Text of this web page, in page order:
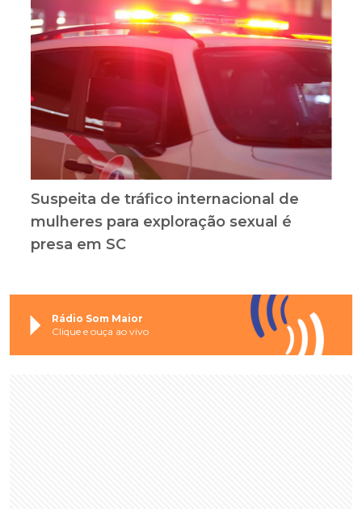
Suspeita de tráfico internacional de
mulheres para exploração sexual é
presa em SC
Rádio Som Maior
Clique e ouça ao vivo